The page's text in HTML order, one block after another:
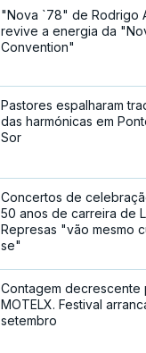
"Nova `78" de Rodrigo
revive a energia da
Convention"
Pastores espalharam
das harmónicas em
Sor
Concertos de
50 anos de carreira de
Represas "vão mesmo
se"
Contagem decrescente
MOTELX. Festival
setembro